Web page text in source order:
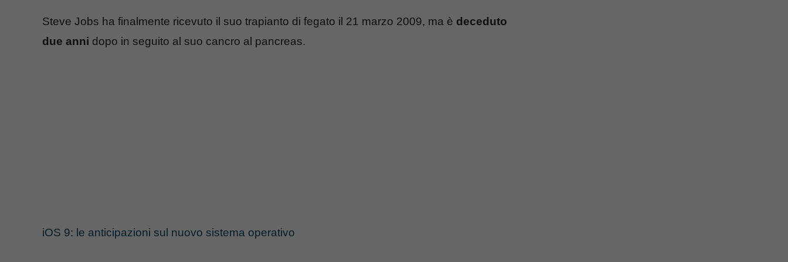
Steve Jobs ha finalmente ricevuto il suo trapianto di fegato il 21 marzo 2009, ma è deceduto
due anni dopo in seguito al suo cancro al pancreas.
iOS 9: le anticipazioni sul nuovo sistema operativo